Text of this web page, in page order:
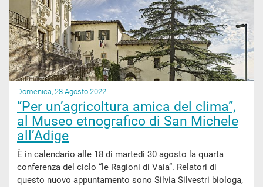
Domenica, 28 Agosto 2022
“Per un’agricoltura amica del clima”,
al Museo etnografico di San Michele
all’Adige
È in calendario alle 18 di martedì 30 agosto la quarta
conferenza del ciclo “le Ragioni di Vaia”. Relatori di
questo nuovo appuntamento sono Silvia Silvestri biologa,